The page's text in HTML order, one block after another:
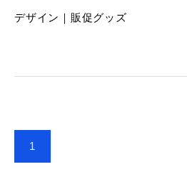
デザイン｜販促グッズ
1